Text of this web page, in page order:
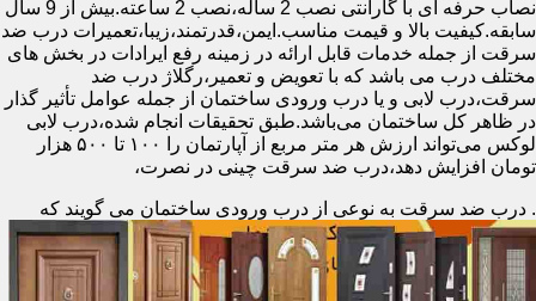
نصاب حرفه ای با گارانتی نصب 2 ساله،نصب 2 ساعته.بیش از 9 سال
سابقه.کیفیت بالا و قیمت مناسب.ایمن،قدرتمند،زیبا،تعمیرات درب ضد
سرقت از جمله خدمات قابل ارائه در زمینه رفع ایرادات در بخش های
مختلف درب می باشد که با تعویض و تعمیر،رگلاژ درب ضد
سرقت،درب لابی و یا درب ورودی ساختمان از جمله عوامل تأثیر گذار
در ظاهر کل ساختمان می‌باشد.طبق تحقیقات انجام شده،درب لابی
لوکس می‌تواند ارزش هر متر مربع از آپارتمان را ۱۰۰ تا ۵۰۰ هزار
تومان افزایش دهد،درب ضد سرقت چینی در نصرت،
. درب ضد سرقت به نوعی از درب ورودی ساختمان می گویند که